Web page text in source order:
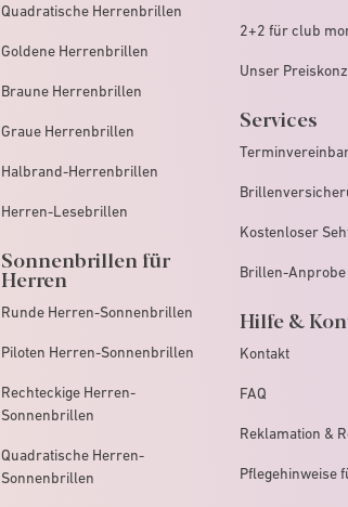
Quadratische Herrenbrillen
Goldene Herrenbrillen
Braune Herrenbrillen
Graue Herrenbrillen
Halbrand-Herrenbrillen
Herren-Lesebrillen
Sonnenbrillen für
Herren
Runde Herren-Sonnenbrillen
Piloten Herren-Sonnenbrillen
Rechteckige Herren-
Sonnenbrillen
Quadratische Herren-
Sonnenbrillen
2+2 für club
Unser
Services
Kostenloser
Brillen-Anprobe
Hilfe &
Kontakt
FAQ
Reklamation &
Pflegehinweise